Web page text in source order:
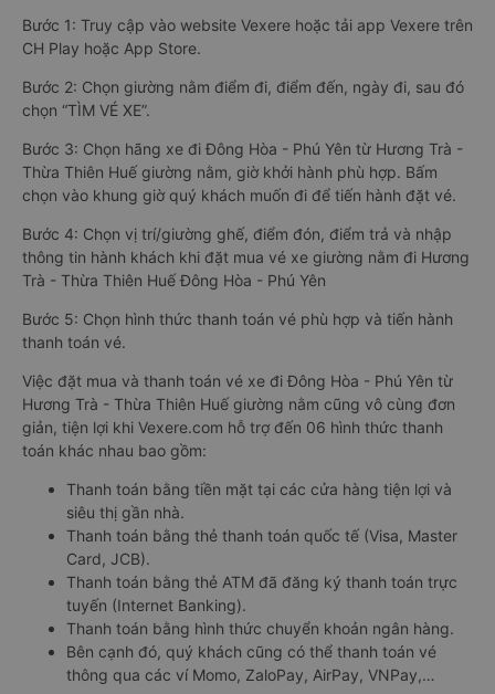
Bước 1: Truy cập vào website Vexere hoặc tải app Vexere trên
CH Play hoặc App Store.
Bước 2: Chọn giường nằm điểm đi, điểm đến, ngày đi, sau đó
chọn “TÌM VÉ XE”.
Bước 3: Chọn hãng xe đi Đông Hòa - Phú Yên từ Hương Trà -
Thừa Thiên Huế giường nằm, giờ khởi hành phù hợp. Bấm
chọn vào khung giờ quý khách muốn đi để tiến hành đặt vé.
Bước 4: Chọn vị trí/giường ghế, điểm đón, điểm trả và nhập
thông tin hành khách khi đặt mua vé xe giường nằm đi Hương
Trà - Thừa Thiên Huế Đông Hòa - Phú Yên
Bước 5: Chọn hình thức thanh toán vé phù hợp và tiến hành
thanh toán vé.
Việc đặt mua và thanh toán vé xe đi Đông Hòa - Phú Yên từ
Hương Trà - Thừa Thiên Huế giường nằm cũng vô cùng đơn
giản, tiện lợi khi Vexere.com hỗ trợ đến 06 hình thức thanh
toán khác nhau bao gồm:
Thanh toán bằng tiền mặt tại các cửa hàng tiện lợi và
siêu thị gần nhà.
Thanh toán bằng thẻ thanh toán quốc tế (Visa, Master
Card, JCB).
Thanh toán bằng thẻ ATM đã đăng ký thanh toán trực
tuyến (Internet Banking).
Thanh toán bằng hình thức chuyển khoản ngân hàng.
Bên cạnh đó, quý khách cũng có thể thanh toán vé
thông qua các ví Momo, ZaloPay, AirPay, VNPay,…